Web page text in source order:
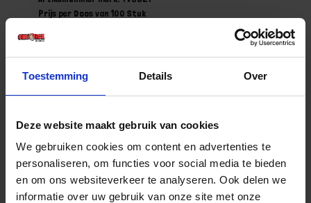
Toestemming Details Over
Deze website maakt gebruik van cookies
We gebruiken cookies om content en advertenties te
personaliseren, om functies voor social media te bieden
en om ons websiteverkeer te analyseren. Ook delen we
informatie over uw gebruik van onze site met onze
€ 47,19 incl. BTW
Prijs per Doos van 100 Stuk
- +
Doos (100)
Bestel nu!